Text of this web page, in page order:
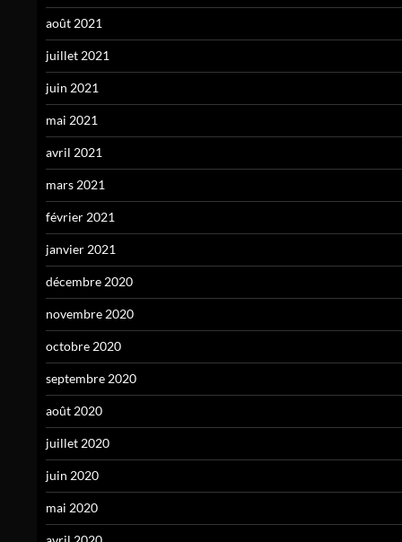
août 2021
juillet 2021
juin 2021
mai 2021
avril 2021
mars 2021
février 2021
janvier 2021
décembre 2020
novembre 2020
octobre 2020
septembre 2020
août 2020
juillet 2020
juin 2020
mai 2020